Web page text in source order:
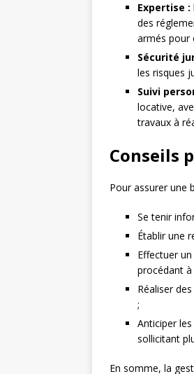
Expertise :
des
armés pour
Sécurité
les risques
Suivi
locative,
travaux à
Conseils
Pour assurer une
Se tenir
Établir une
Effectuer
procédant à
Réaliser
;
Anticiper
sollicitant
En somme, la